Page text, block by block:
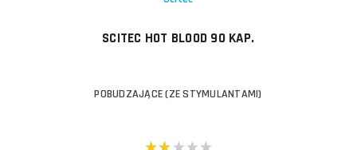
SCITEC HOT BLOOD 90 KAP.
POBUDZAJĄCE (ZE STYMULANTAMI)